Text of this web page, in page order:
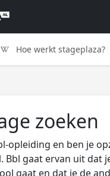
Hoe werkt stageplaza?
zoeken
opleiding en ben je
Bbl gaat ervan uit dat
gaat en dat je de